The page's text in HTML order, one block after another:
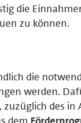
die
zu können.
die
werden.
, zuzüglich des in
dem